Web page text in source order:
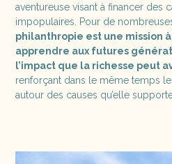
aventureuse visant à financer des
impopulaires. Pour de
philanthropie est une mission
apprendre aux futures
l’impact que la richesse peut
renforçant dans le même temps
autour des causes qu’elle